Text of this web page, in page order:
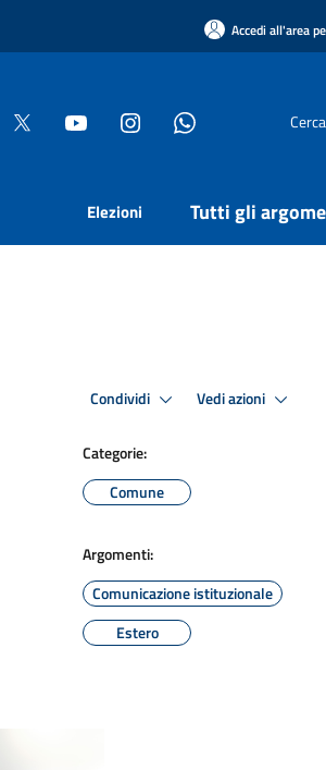
Accedi all'area
Cerca
Elezioni Tutti gli
Condividi Vedi azioni
Categorie:
Comune
Argomenti:
Comunicazione istituzionale
Estero